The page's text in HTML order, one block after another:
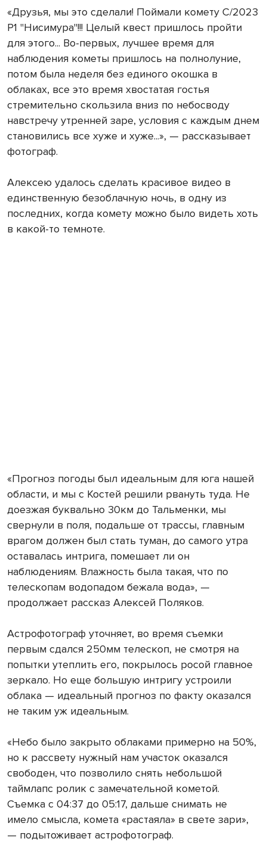
«Друзья, мы это сделали! Поймали комету C/2023
P1 "Нисимура"!!! Целый квест пришлось пройти
для этого... Во-первых, лучшее время для
наблюдения кометы пришлось на полнолуние,
потом была неделя без единого окошка в
облаках, все это время хвостатая гостья
стремительно скользила вниз по небосводу
навстречу утренней заре, условия с каждым днем
становились все хуже и хуже...», — рассказывает
фотограф.
Алексею удалось сделать красивое видео в
единственную безоблачную ночь, в одну из
последних, когда комету можно было видеть хоть
в какой-то темноте.
«Прогноз погоды был идеальным для юга нашей
области, и мы с Костей решили рвануть туда. Не
доезжая буквально 30км до Тальменки, мы
свернули в поля, подальше от трассы, главным
врагом должен был стать туман, до самого утра
оставалась интрига, помешает ли он
наблюдениям. Влажность была такая, что по
телескопам водопадом бежала вода», —
продолжает рассказ Алексей Поляков.
Астрофотограф уточняет, во время съемки
первым сдался 250мм телескоп, не смотря на
попытки утеплить его, покрылось росой главное
зеркало. Но еще большую интригу устроили
облака — идеальный прогноз по факту оказался
не таким уж идеальным.
«Небо было закрыто облаками примерно на 50%,
но к рассвету нужный нам участок оказался
свободен, что позволило снять небольшой
таймлапс ролик с замечательной кометой.
Съемка с 04:37 до 05:17, дальше снимать не
имело смысла, комета «растаяла» в свете зари»,
— подытоживает астрофотограф.